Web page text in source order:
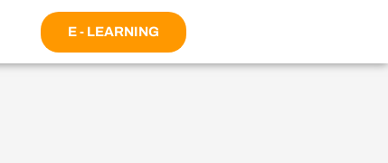
E - LEARNING